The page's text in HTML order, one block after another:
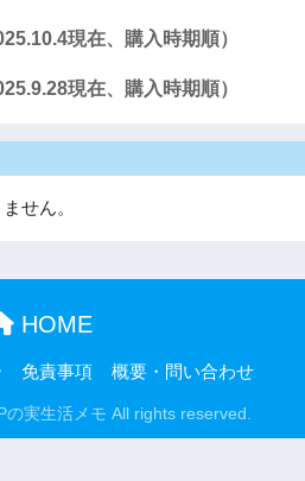
現在、購入時期順）
現在、購入時期順）
せん。
HOME
免責事項 概要・問い合わせ
実生活メモ All rights reserved.